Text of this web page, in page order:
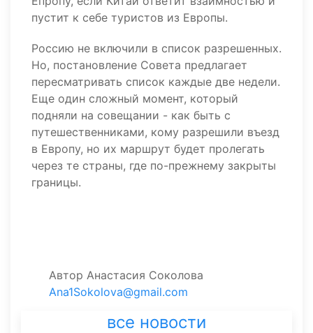
пустит к себе туристов из Европы.
Россию не включили в список разрешенных.
Но, постановление Совета предлагает
пересматривать список каждые две недели.
Еще один сложный момент, который
подняли на совещании - как быть с
путешественниками, кому разрешили въезд
в Европу, но их маршрут будет пролегать
через те страны, где по-прежнему закрыты
границы.
Автор Анастасия Соколова
Ana1Sokolova@gmail.com
все новости